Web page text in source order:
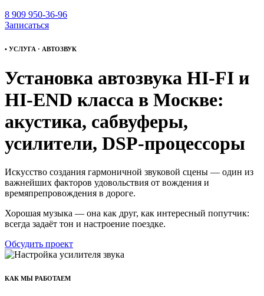
8 909 950-36-96
Записаться
• УСЛУГА · АВТОЗВУК
Установка автозвука HI-FI и
HI-END класса в Москве:
акустика, сабвуферы,
усилители, DSP-процессоры
Искусство создания гармоничной звуковой сцены — один из
важнейших факторов удовольствия от вождения и
времяпрепровождения в дороге.
Хорошая музыка — она как друг, как интересный попутчик:
всегда задаёт тон и настроение поездке.
Обсудить проект
КАК МЫ РАБОТАЕМ